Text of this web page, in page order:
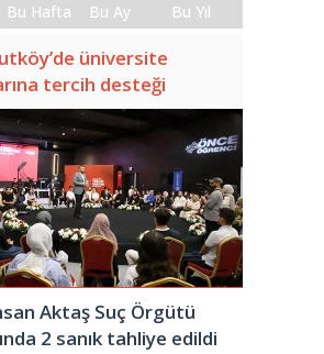
Bu Hafta Bu Ay Bu Yıl
üniversite
tercih desteği
Aktaş Suç Örgütü
2 sanık tahliye edildi